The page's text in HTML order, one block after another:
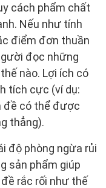
cách phẩm chất
Nếu như tính
điểm đơn thuần
đọc những
nào. Lợi ích có
tích cực (ví dụ:
đề có thể được
thẳng).
độ phòng ngừa rủi
sản phẩm giúp
rắc rối như thế